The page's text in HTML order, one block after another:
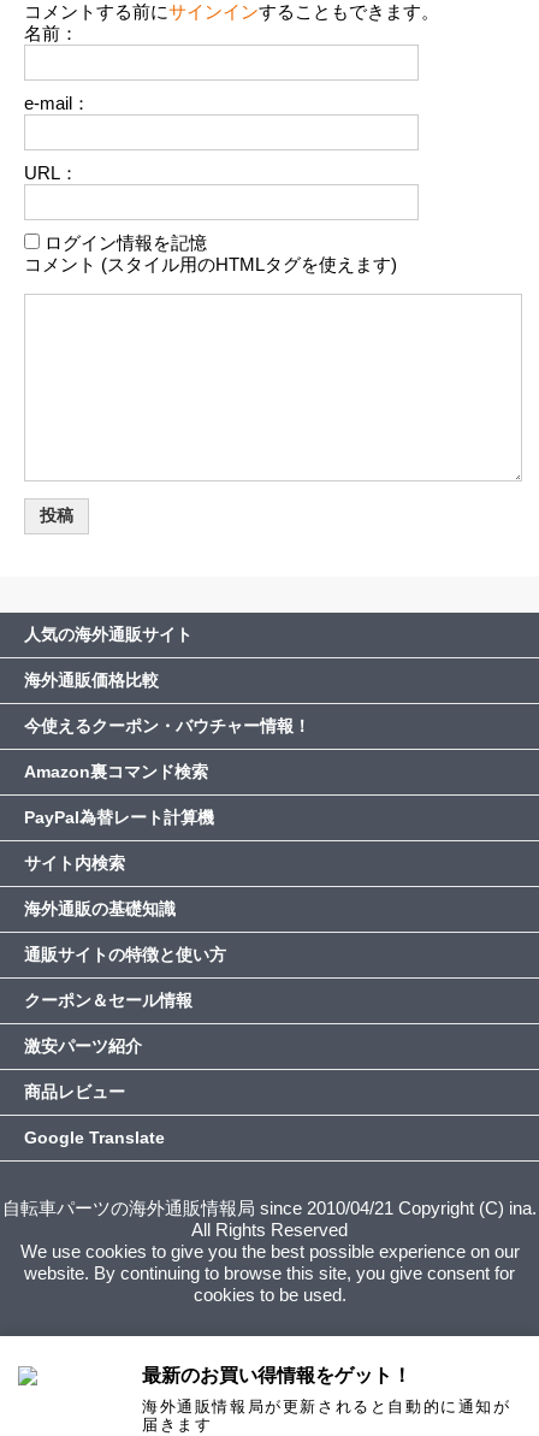
コメントする前にサインインすることもできます。
名前：
e-mail：
URL：
ログイン情報を記憶
コメント (スタイル用のHTMLタグを使えます)
人気の海外通販サイト
海外通販価格比較
今使えるクーポン・バウチャー情報！
Amazon裏コマンド検索
PayPal為替レート計算機
サイト内検索
海外通販の基礎知識
通販サイトの特徴と使い方
クーポン＆セール情報
激安パーツ紹介
商品レビュー
Google Translate
自転車パーツの海外通販情報局 since 2010/04/21 Copyright (C) ina.
All Rights Reserved
We use cookies to give you the best possible experience on our
website. By continuing to browse this site, you give consent for
cookies to be used.
最新のお買い得情報をゲット！
海外通販情報局が更新されると自動的に通知が
届きます